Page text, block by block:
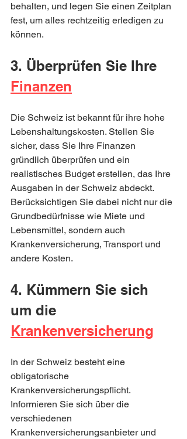
behalten, und legen Sie einen Zeitplan
fest, um alles rechtzeitig erledigen zu
können.
3. Überprüfen Sie Ihre
Finanzen
Die Schweiz ist bekannt für ihre hohe
Lebenshaltungskosten. Stellen Sie
sicher, dass Sie Ihre Finanzen
gründlich überprüfen und ein
realistisches Budget erstellen, das Ihre
Ausgaben in der Schweiz abdeckt.
Berücksichtigen Sie dabei nicht nur die
Grundbedürfnisse wie Miete und
Lebensmittel, sondern auch
Krankenversicherung, Transport und
andere Kosten.
4. Kümmern Sie sich
um die
Krankenversicherung
In der Schweiz besteht eine
obligatorische
Krankenversicherungspflicht.
Informieren Sie sich über die
verschiedenen
Krankenversicherungsanbieter und